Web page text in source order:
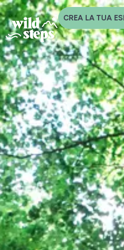
CREA LA TUA